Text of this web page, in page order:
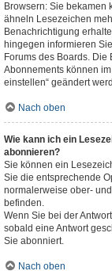
Browsern: Sie bekamen
ähneln Lesezeichen
Benachrichtigung
hingegen informieren
Forums des Boards.
Abonnements können
einstellen“ geändert
Nach oben
Wie kann ich ein
abonnieren?
Sie können ein
Sie die entsprechende
normalerweise ober-
befinden.
Wenn Sie bei der
sobald eine Antwort
Sie abonniert.
Nach oben